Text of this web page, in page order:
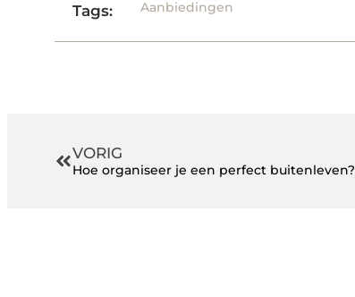
Tags: Aanbiedingen
VORIG
Hoe organiseer je een perfect buitenleven?